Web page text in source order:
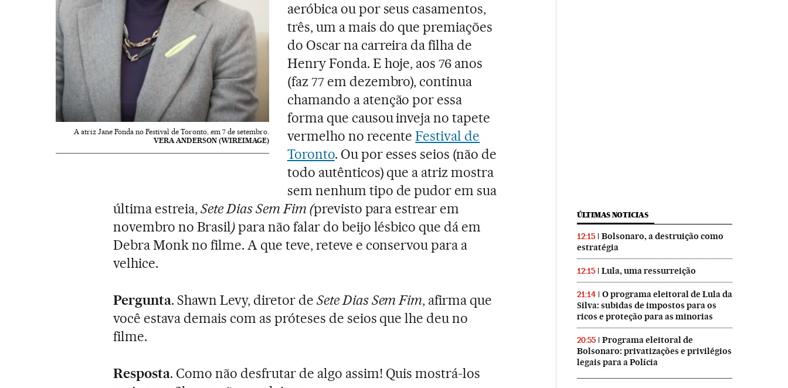
A atriz Jane Fonda no Festival de Toronto, em 7 de setembro.
VERA ANDERSON (WIREIMAGE)
aeróbica ou por seus casamentos,
três, um a mais do que premiações
do Oscar na carreira da filha de
Henry Fonda. E hoje, aos 76 anos
(faz 77 em dezembro), continua
chamando a atenção por essa
forma que causou inveja no tapete
vermelho no recenteFestival de
Toronto. Ou por esses seios (não de
todo autênticos) que a atriz mostra
sem nenhum tipo de pudor em sua
última estreia,Sete Dias Sem Fim (previsto para estrear em
novembro no Brasil)para não falar do beijo lésbico que dá em
Debra Monk no filme. A que teve, reteve e conservou para a
velhice.
Pergunta. Shawn Levy, diretor de Sete Dias Sem Fim, afirma que
você estava demais com as próteses de seios que lhe deu no
filme.
Resposta. Como não desfrutar de algo assim! Quis mostrá-los
ÚLTIMAS NOTICIAS
12:15
Bolsonaro, a destruição como
estratégia
12:15 Lula, uma ressurreição
21:14
O programa eleitoral de Lula da
Silva: subidas de impostos para os
ricos e proteção para as minorias
20:55
Programa eleitoral de
Bolsonaro: privatizações e privilégios
legais para a Polícia